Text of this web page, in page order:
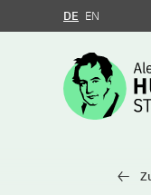
Zum Inhalt springen
DE EN